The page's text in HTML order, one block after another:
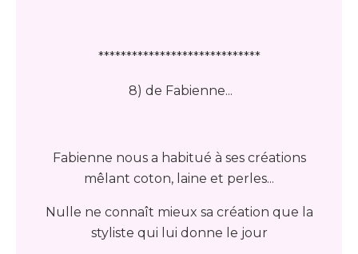
*****************************
8) de Fabienne...
Fabienne nous a habitué à ses créations
mêlant coton, laine et perles...
Nulle ne connaît mieux sa création que la
styliste qui lui donne le jour